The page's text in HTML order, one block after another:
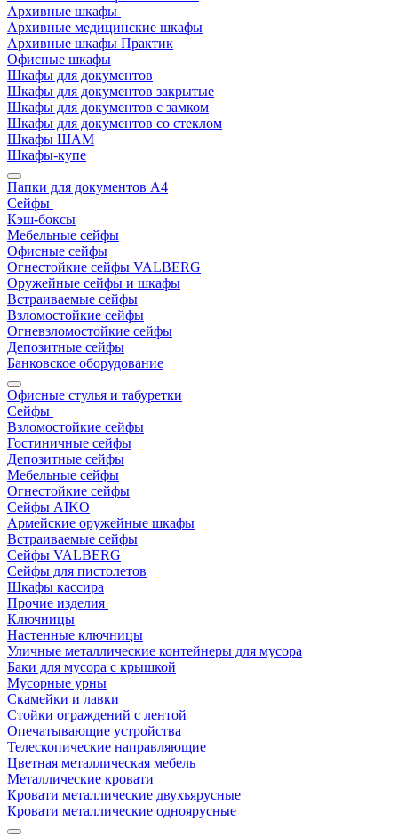
Архивные шкафы
Архивные медицинские шкафы
Архивные шкафы Практик
Офисные шкафы
Шкафы для документов
Шкафы для документов закрытые
Шкафы для документов с замком
Шкафы для документов со стеклом
Шкафы ШАМ
Шкафы-купе
Папки для документов A4
Сейфы
Кэш-боксы
Мебельные сейфы
Офисные сейфы
Огнестойкие сейфы VALBERG
Оружейные сейфы и шкафы
Встраиваемые сейфы
Взломостойкие сейфы
Огневзломостойкие сейфы
Депозитные сейфы
Банковское оборудование
Офисные стулья и табуретки
Сейфы
Взломостойкие сейфы
Гостиничные сейфы
Депозитные сейфы
Мебельные сейфы
Огнестойкие сейфы
Сейфы AIKO
Армейские оружейные шкафы
Встраиваемые сейфы
Сейфы VALBERG
Сейфы для пистолетов
Шкафы кассира
Прочие изделия
Ключницы
Настенные ключницы
Уличные металлические контейнеры для мусора
Баки для мусора с крышкой
Мусорные урны
Скамейки и лавки
Стойки ограждений с лентой
Опечатывающие устройства
Телескопические направляющие
Цветная металлическая мебель
Металлические кровати
Кровати металлические двухъярусные
Кровати металлические одноярусные